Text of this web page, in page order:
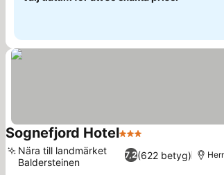
Sognefjord Hotel3 Stjärnor
7,2(622 betyg)
Nära till landmärket
Baldersteinen